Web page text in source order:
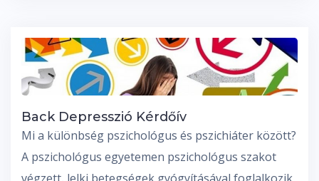
Back Depresszió Kérdőív
Mi a különbség pszichológus és pszichiáter között?
A pszichológus egyetemen pszichológus szakot